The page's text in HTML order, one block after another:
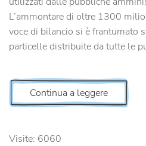
L’ammontare di oltre 1300
voce di bilancio si è frantumato
particelle distribuite da tutte le
Continua a leggere
Visite: 6060